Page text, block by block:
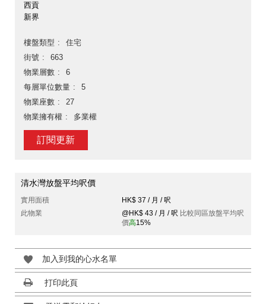
西貢
新界
樓盤類型
住宅
街號
663
物業層數
6
每層單位數量
5
物業座數
27
物業擁有權
多業權
訂閱更新
清水灣放盤平均呎價
實用面積
HK$ 37 / 月 / 呎
此物業
@HK$ 43 / 月 / 呎 比較同區放盤平均呎
價高15%
加入到我的心水名單
打印此頁